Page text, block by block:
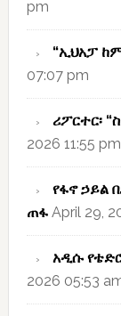
pm
“ኢህአፓ
07:07 pm
ሪፖርተር፡
2026 11:55 pm
የፋኖ ኃይል
ጠፋ April 29,
አዲሱ
2026 05:53